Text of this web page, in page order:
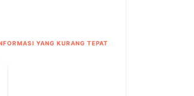
YANG KURANG TEPAT